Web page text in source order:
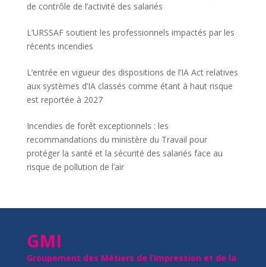
de contrôle de l’activité des salariés
L’URSSAF soutient les professionnels impactés par les
récents incendies
L’entrée en vigueur des dispositions de l’IA Act relatives
aux systèmes d’IA classés comme étant à haut risque
est reportée à 2027
Incendies de forêt exceptionnels : les
recommandations du ministère du Travail pour
protéger la santé et la sécurité des salariés face au
risque de pollution de l’air
GMI
Groupement des Métiers de l’Impression et de la